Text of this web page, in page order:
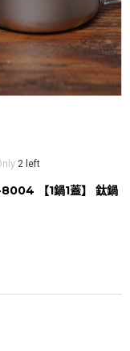
2 left
【1鍋1蓋】 鈦鍋